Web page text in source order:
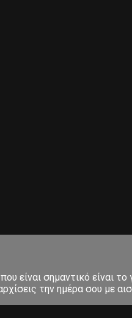
είναι σημαντικό είναι
την ημέρα σου με